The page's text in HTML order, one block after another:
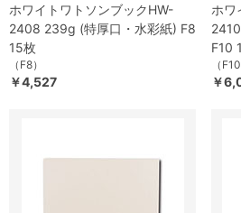
ホワイトワトソンブックHW-
2408 239g (特厚口・水彩紙) F8
15枚
（F8）
￥4,527
ホワ
F10
（F10
￥